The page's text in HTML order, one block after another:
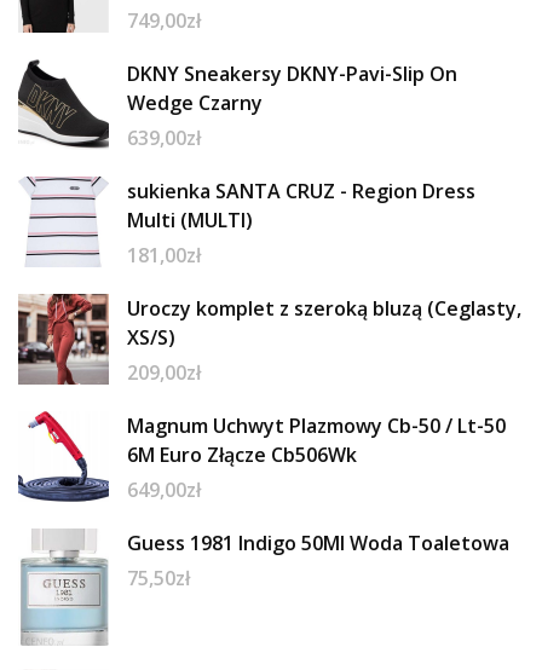
749,00zł
DKNY Sneakersy DKNY-Pavi-Slip On
Wedge Czarny
639,00zł
sukienka SANTA CRUZ - Region Dress
Multi (MULTI)
181,00zł
Uroczy komplet z szeroką bluzą (Ceglasty,
XS/S)
209,00zł
Magnum Uchwyt Plazmowy Cb-50 / Lt-50
6M Euro Złącze Cb506Wk
649,00zł
Guess 1981 Indigo 50Ml Woda Toaletowa
75,50zł